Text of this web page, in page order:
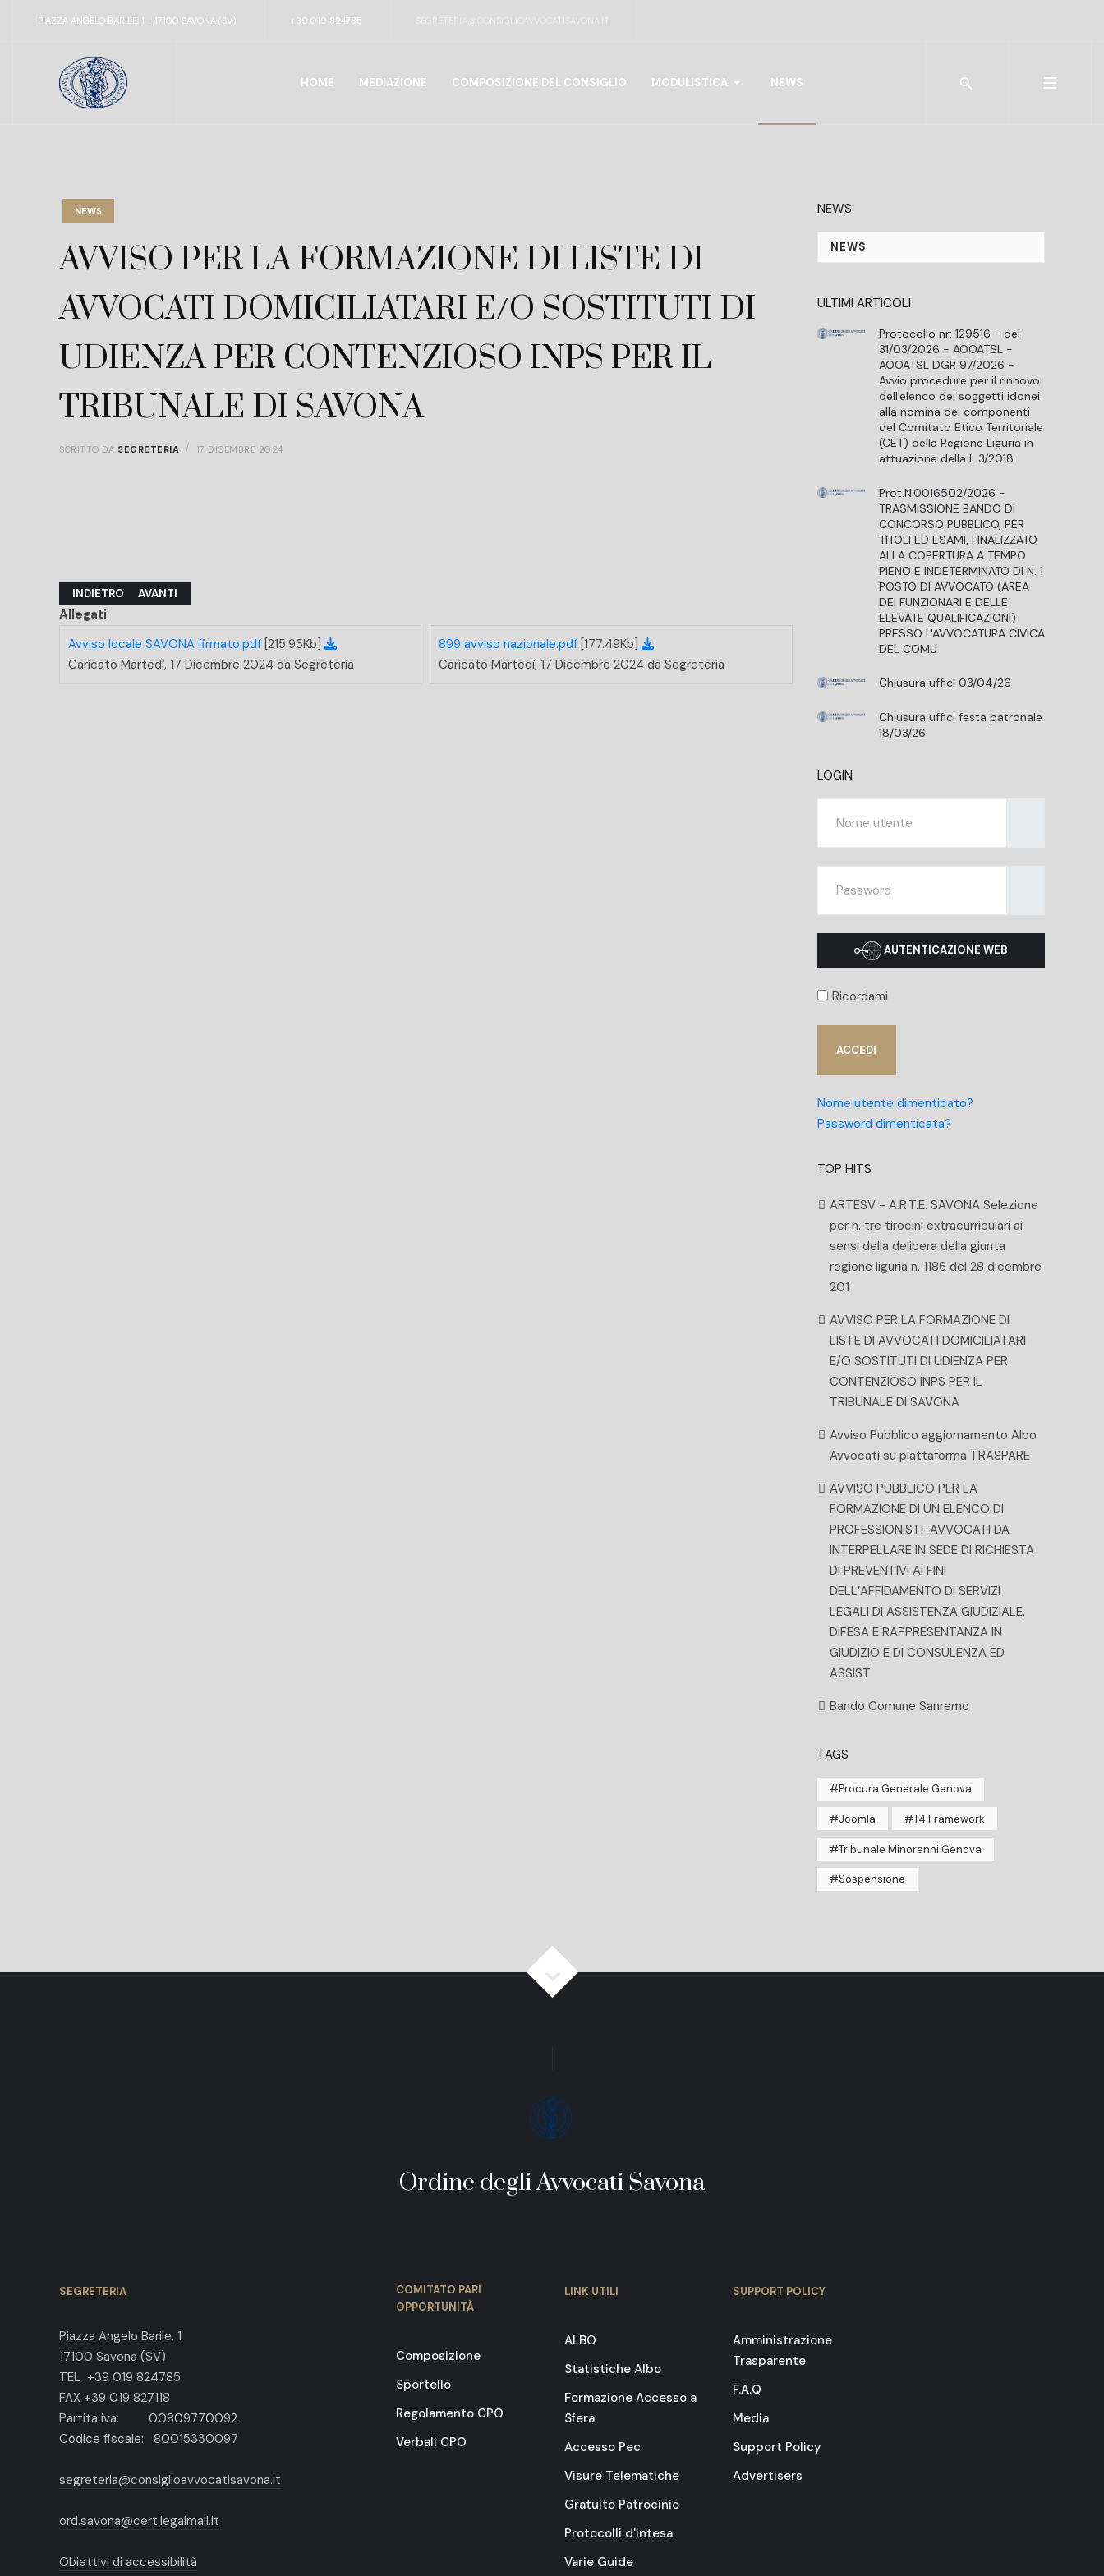
PIAZZA ANGELO BARILE, 1 - 17100 SAVONA (SV) +39 019 824785
HOME MEDIAZIONE COMPOSIZIONE DEL CONSIGLIO MODULISTICA NEWS
NEWS
AVVISO PER LA FORMAZIONE DI LISTE DI
AVVOCATI DOMICILIATARI E/O SOSTITUTI DI
UDIENZA PER CONTENZIOSO INPS PER IL
TRIBUNALE DI SAVONA
SCRITTO DA SEGRETERIA 17 DICEMBRE 2024
ARTICOLO PRECEDENTE: LETTERA ENTI
INDIETRO ARTICOLO SUCCESSIVO: BANDO PER LA NOMINA E LA CONFERMA DEGLI ESPERTI DEL TRIBUNALE DI SORVEGLIANZA DI GENOVA- TRIENNIO 2026-2028 INVIO DOCUMENTAZIONE
AVANTI
Allegati
Avviso locale SAVONA firmato.pdf [215.93Kb]
Caricato Martedì, 17 Dicembre 2024 da Segreteria
899 avviso nazionale.pdf [177.49Kb]
Caricato Martedì, 17 Dicembre 2024 da Segreteria
NEWS
NEWS
ULTIMI ARTICOLI
Protocollo nr: 129516 - del
31/03/2026 - AOOATSL -
AOOATSL DGR 97/2026 -
Avvio procedure per il rinnovo
dell'elenco dei soggetti idonei
alla nomina dei componenti
del Comitato Etico Territoriale
(CET) della Regione Liguria in
attuazione della L 3/2018
Prot.N.0016502/2026 -
TRASMISSIONE BANDO DI
CONCORSO PUBBLICO, PER
TITOLI ED ESAMI, FINALIZZATO
ALLA COPERTURA A TEMPO
PIENO E INDETERMINATO DI N. 1
POSTO DI AVVOCATO (AREA
DEI FUNZIONARI E DELLE
ELEVATE QUALIFICAZIONI)
PRESSO L'AVVOCATURA CIVICA
DEL COMU
Chiusura uffici 03/04/26
Chiusura uffici festa patronale
18/03/26
LOGIN
AUTENTICAZIONE WEB
Ricordami
ACCEDI
Nome utente dimenticato?
Password dimenticata?
TOP HITS
ARTESV - A.R.T.E. SAVONA Selezione
per n. tre tirocini extracurriculari ai
sensi della delibera della giunta
regione liguria n. 1186 del 28 dicembre
201
AVVISO PER LA FORMAZIONE DI
LISTE DI AVVOCATI DOMICILIATARI
E/O SOSTITUTI DI UDIENZA PER
CONTENZIOSO INPS PER IL
TRIBUNALE DI SAVONA
Avviso Pubblico aggiornamento Albo
Avvocati su piattaforma TRASPARE
AVVISO PUBBLICO PER LA
FORMAZIONE DI UN ELENCO DI
PROFESSIONISTI-AVVOCATI DA
INTERPELLARE IN SEDE DI RICHIESTA
DI PREVENTIVI AI FINI
DELL’AFFIDAMENTO DI SERVIZI
LEGALI DI ASSISTENZA GIUDIZIALE,
DIFESA E RAPPRESENTANZA IN
GIUDIZIO E DI CONSULENZA ED
ASSIST
Bando Comune Sanremo
TAGS
Procura Generale Genova
Joomla T4 Framework
Tribunale Minorenni Genova
Sospensione
Ordine degli Avvocati Savona
SEGRETERIA
Piazza Angelo Barile, 1
17100 Savona (SV)
TEL +39 019 824785
FAX +39 019 827118
Partita iva: 00809770092
Codice fiscale: 80015330097
segreteria@consiglioavvocatisavona.it
ord.savona@cert.legalmail.it
Obiettivi di accessibilità
COMITATO PARI
OPPORTUNITÀ
Composizione
Sportello
Regolamento CPO
Verbali CPO
LINK UTILI
ALBO
Statistiche Albo
Formazione Accesso a
Sfera
Accesso Pec
Visure Telematiche
Gratuito Patrocinio
Protocolli d'intesa
Varie Guide
SUPPORT POLICY
Amministrazione
Trasparente
F.A.Q
Media
Support Policy
Advertisers